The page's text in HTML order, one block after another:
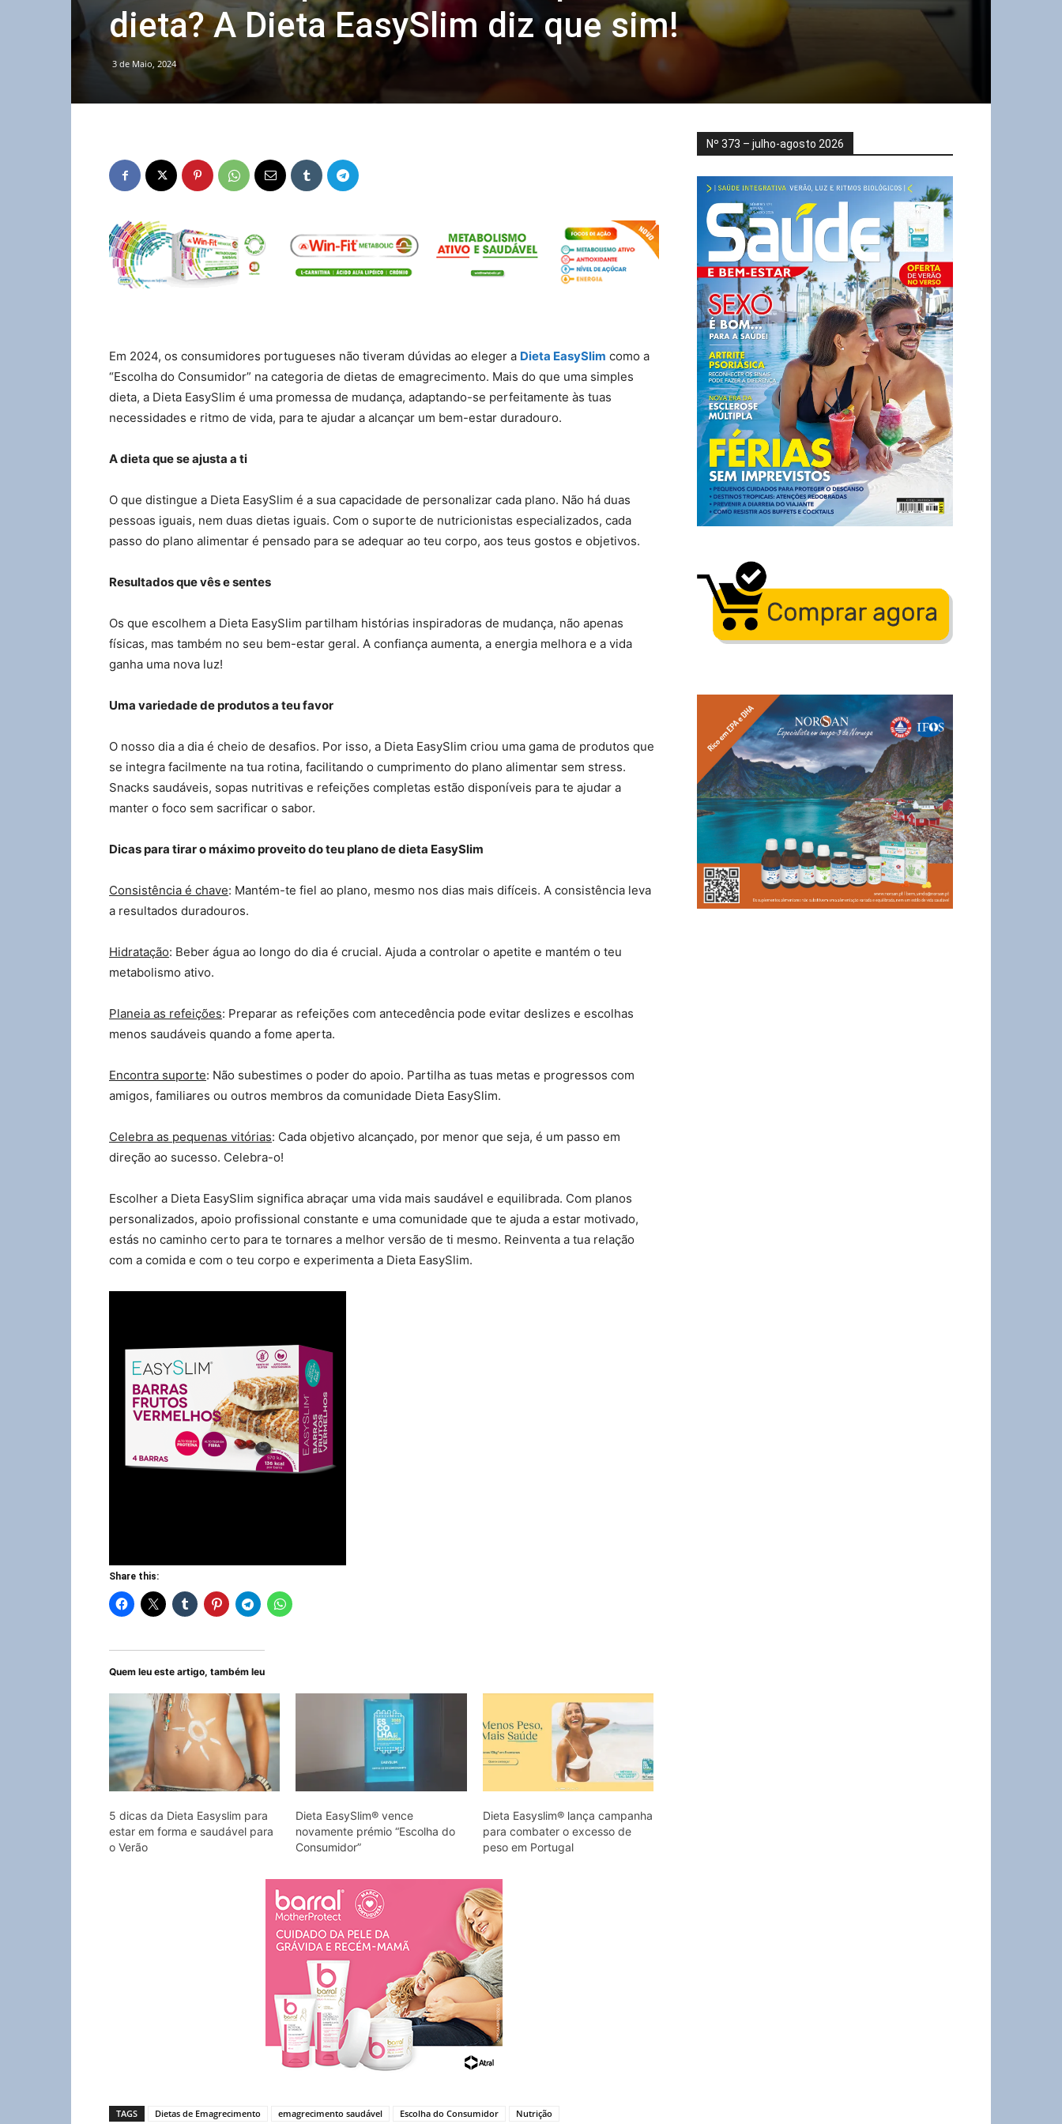
dieta? A Dieta EasySlim diz que sim!
3 de Maio, 2024
Em 2024, os consumidores portugueses não tiveram dúvidas ao eleger a Dieta EasySlim como a
“Escolha do Consumidor” na categoria de dietas de emagrecimento. Mais do que uma simples
dieta, a Dieta EasySlim é uma promessa de mudança, adaptando-se perfeitamente às tuas
necessidades e ritmo de vida, para te ajudar a alcançar um bem-estar duradouro.
A dieta que se ajusta a ti
O que distingue a Dieta EasySlim é a sua capacidade de personalizar cada plano. Não há duas
pessoas iguais, nem duas dietas iguais. Com o suporte de nutricionistas especializados, cada
passo do plano alimentar é pensado para se adequar ao teu corpo, aos teus gostos e objetivos.
Resultados que vês e sentes
Os que escolhem a Dieta EasySlim partilham histórias inspiradoras de mudança, não apenas
físicas, mas também no seu bem-estar geral. A confiança aumenta, a energia melhora e a vida
ganha uma nova luz!
Uma variedade de produtos a teu favor
O nosso dia a dia é cheio de desafios. Por isso, a Dieta EasySlim criou uma gama de produtos que
se integra facilmente na tua rotina, facilitando o cumprimento do plano alimentar sem stress.
Snacks saudáveis, sopas nutritivas e refeições completas estão disponíveis para te ajudar a
manter o foco sem sacrificar o sabor.
Dicas para tirar o máximo proveito do teu plano de dieta EasySlim
Consistência é chave: Mantém-te fiel ao plano, mesmo nos dias mais difíceis. A consistência leva
a resultados duradouros.
Hidratação: Beber água ao longo do dia é crucial. Ajuda a controlar o apetite e mantém o teu
metabolismo ativo.
Planeia as refeições: Preparar as refeições com antecedência pode evitar deslizes e escolhas
menos saudáveis quando a fome aperta.
Encontra suporte: Não subestimes o poder do apoio. Partilha as tuas metas e progressos com
amigos, familiares ou outros membros da comunidade Dieta EasySlim.
Celebra as pequenas vitórias: Cada objetivo alcançado, por menor que seja, é um passo em
direção ao sucesso. Celebra-o!
Escolher a Dieta EasySlim significa abraçar uma vida mais saudável e equilibrada. Com planos
personalizados, apoio profissional constante e uma comunidade que te ajuda a estar motivado,
estás no caminho certo para te tornares a melhor versão de ti mesmo. Reinventa a tua relação
com a comida e com o teu corpo e experimenta a Dieta EasySlim.
Share this:
Quem leu este artigo, também leu
5 dicas da Dieta Easyslim para
estar em forma e saudável para
o Verão
Dieta EasySlim® vence
novamente prémio “Escolha do
Consumidor”
Dieta Easyslim® lança campanha
para combater o excesso de
peso em Portugal
TAGS Dietas de Emagrecimento emagrecimento saudável Escolha do Consumidor Nutrição
Nº 373 – julho-agosto 2026